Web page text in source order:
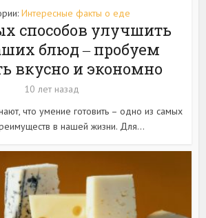
Интересные факты о еде
способов улучшить
блюд ‒ пробуем
вкусно и экономно
10 лет назад
что умение готовить – одно из самых
в нашей жизни. Для...